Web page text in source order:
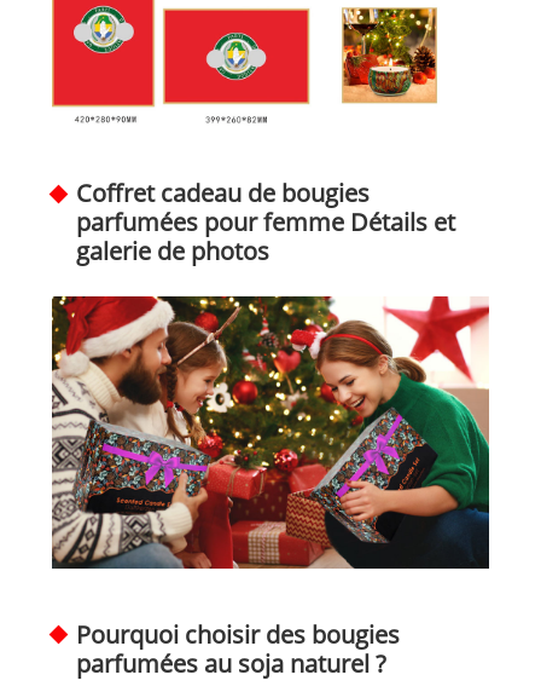
Coffret cadeau de bougies
parfumées pour femme Détails et
galerie de photos
Pourquoi choisir des bougies
parfumées au soja naturel ?